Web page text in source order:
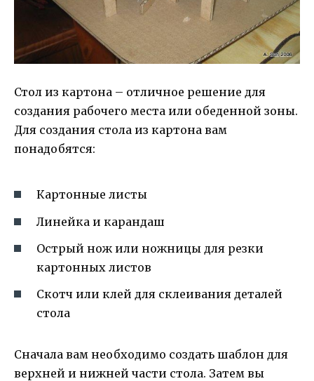
Стол из картона – отличное решение для
создания рабочего места или обеденной зоны.
Для создания стола из картона вам
понадобятся:
Картонные листы
Линейка и карандаш
Острый нож или ножницы для резки
картонных листов
Скотч или клей для склеивания деталей
стола
Сначала вам необходимо создать шаблон для
верхней и нижней части стола. Затем вы